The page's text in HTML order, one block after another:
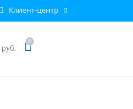
Клиент-центр
0